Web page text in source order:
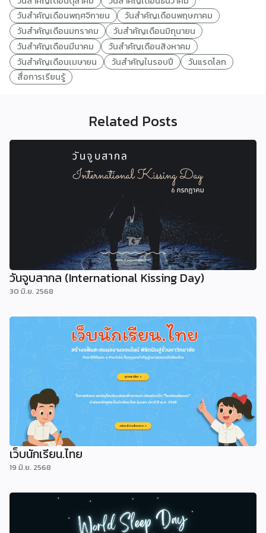
วันสำคัญเดือนพฤศจิกายน
วันสำคัญเดือนพฤษภาคม
วันสำคัญเดือนมกราคม
วันสำคัญเดือนมิถุนายน
วันสำคัญเดือนมีนาคม
วันสำคัญเดือนสิงหาคม
วันสำคัญเดือนเมษายน
วันสำคัญในรอบปี
วันแรดโลก
สื่อการเรียนรู้
Related Posts
วันจูบสากล (International Kissing Day)
30 มิ.ย. 2568
เว็บนักเรียน.ไทย
19 มิ.ย. 2568